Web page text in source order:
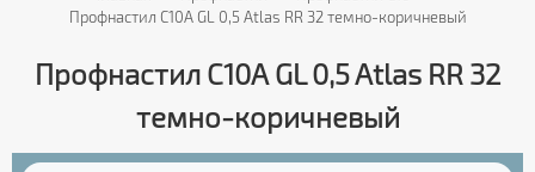
Профнастил С10А GL 0,5 Atlas RR 32 темно-коричневый
Профнастил С10А GL 0,5 Atlas RR 32
темно-коричневый